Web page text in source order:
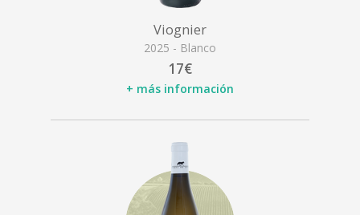
Viognier
2025 - Blanco
17€
+ más información